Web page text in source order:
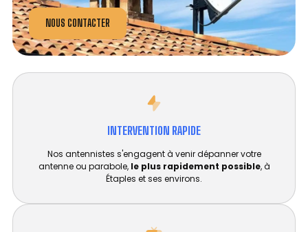
NOUS CONTACTER
INTERVENTION RAPIDE
Nos antennistes s'engagent à venir dépanner votre
antenne ou parabole, le plus rapidement possible, à
Étaples et ses environs.